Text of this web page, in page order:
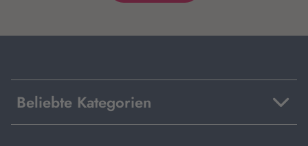
Beliebte Kategorien